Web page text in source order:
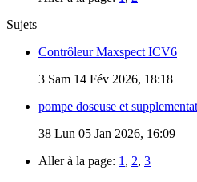
Sujets
Contrôleur Maxspect ICV6
3 Sam 14 Fév 2026, 18:18
pompe doseuse et
38 Lun 05 Jan 2026, 16:09
Aller à la page: 1 , 2, 3